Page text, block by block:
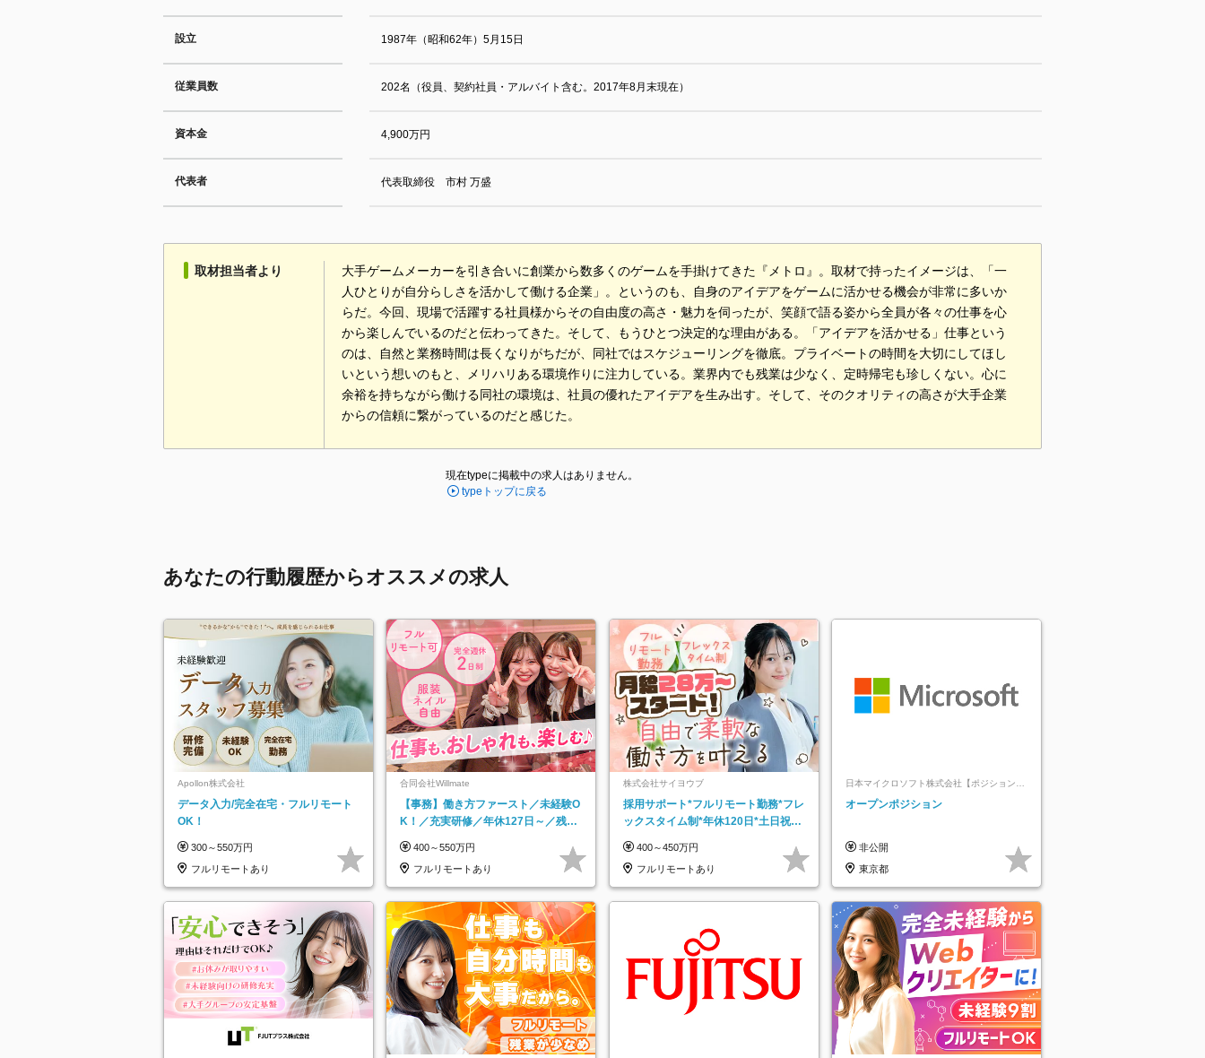
設立 1987年（昭和62年）5月15日
従業員数 202名（役員、契約社員・アルバイト含む。2017年8月末現在）
資本金 4,900万円
代表者 代表取締役 市村 万盛
取材担当者より
大手ゲームメーカーを引き合いに創業から数多くのゲームを手掛けてきた『メトロ』。取材で持ったイメージは、「一
人ひとりが自分らしさを活かして働ける企業」。というのも、自身のアイデアをゲームに活かせる機会が非常に多いか
らだ。今回、現場で活躍する社員様からその自由度の高さ・魅力を伺ったが、笑顔で語る姿から全員が各々の仕事を心
から楽しんでいるのだと伝わってきた。そして、もうひとつ決定的な理由がある。「アイデアを活かせる」仕事という
のは、自然と業務時間は長くなりがちだが、同社ではスケジューリングを徹底。プライベートの時間を大切にしてほし
いという想いのもと、メリハリある環境作りに注力している。業界内でも残業は少なく、定時帰宅も珍しくない。心に
余裕を持ちながら働ける同社の環境は、社員の優れたアイデアを生み出す。そして、そのクオリティの高さが大手企業
からの信頼に繋がっているのだと感じた。
現在typeに掲載中の求人はありません。
typeトップに戻る
あなたの行動履歴からオススメの求人
Apollon株式会社
データ入力/完全在宅・フルリモート
OK！
300～550万円
フルリモートあり
合同会社Willmate
【事務】働き方ファースト／未経験O
K！／充実研修／年休127日～／残業
400～550万円
フルリモートあり
株式会社サイヨウブ
採用サポート*フルリモート勤務*フレ
ックスタイム制*年休120日*土日祝休
400～450万円
フルリモートあり
日本マイクロソフト株式会社【ポジションマ
ッチ登録】
オープンポジション
非公開
東京都